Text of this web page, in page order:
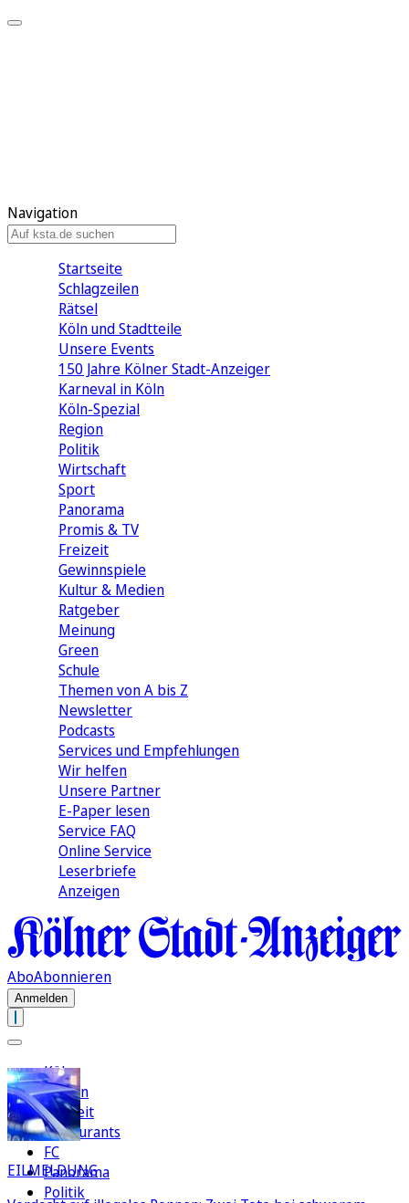
Navigation
Startseite
Schlagzeilen
Rätsel
Köln und Stadtteile
Unsere Events
150 Jahre Kölner Stadt-Anzeiger
Karneval in Köln
Köln-Spezial
Region
Politik
Wirtschaft
Sport
Panorama
Promis & TV
Freizeit
Gewinnspiele
Kultur & Medien
Ratgeber
Meinung
Green
Schule
Themen von A bis Z
Newsletter
Podcasts
Services und Empfehlungen
Wir helfen
Unsere Partner
E-Paper lesen
Service FAQ
Online Service
Leserbriefe
Anzeigen
AboAbonnieren
Anmelden
Köln
Region
Freizeit
Restaurants
FC
Panorama
Politik
EILMELDUNG